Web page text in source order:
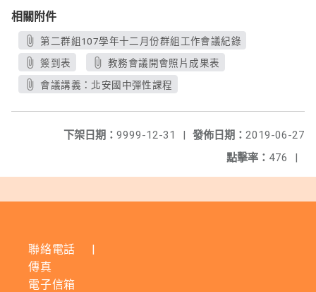
相關附件
第二群組107學年十二月份群組工作會議紀錄
簽到表
教務會議開會照片成果表
會議講義：北安國中彈性課程
發佈日期： 2019-06-27
下架日期： 9999-12-31
|
點擊率： 476 |
聯絡電話
|
傳真
電子信箱